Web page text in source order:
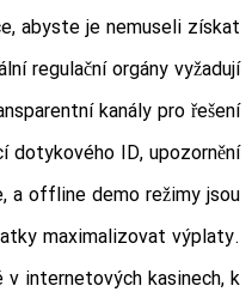
abyste je nemuseli získat
regulační orgány vyžadují
kanály pro řešení
dotykového ID, upozornění
a offline demo režimy jsou
maximalizovat výplaty.
v internetových kasinech, k